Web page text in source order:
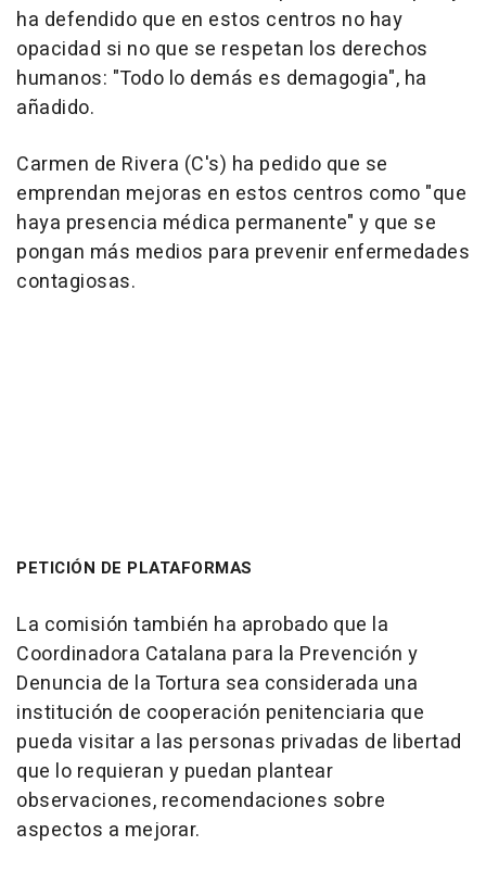
ha defendido que en estos centros no hay
opacidad si no que se respetan los derechos
humanos: "Todo lo demás es demagogia", ha
añadido.
Carmen de Rivera (C's) ha pedido que se
emprendan mejoras en estos centros como "que
haya presencia médica permanente" y que se
pongan más medios para prevenir enfermedades
contagiosas.
PETICIÓN DE PLATAFORMAS
La comisión también ha aprobado que la
Coordinadora Catalana para la Prevención y
Denuncia de la Tortura sea considerada una
institución de cooperación penitenciaria que
pueda visitar a las personas privadas de libertad
que lo requieran y puedan plantear
observaciones, recomendaciones sobre
aspectos a mejorar.